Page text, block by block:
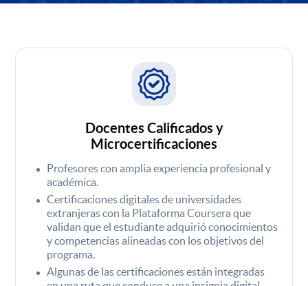
Docentes Calificados y
Microcertificaciones
Profesores con amplia experiencia profesional y
académica.
Certificaciones digitales de universidades
extranjeras con la Plataforma Coursera que
validan que el estudiante adquirió conocimientos
y competencias alineadas con los objetivos del
programa.
Algunas de las certificaciones están integradas